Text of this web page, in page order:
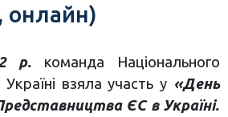
онлайн)
р.
команда Національного
взяла участь у «День
ЄС в Україні.